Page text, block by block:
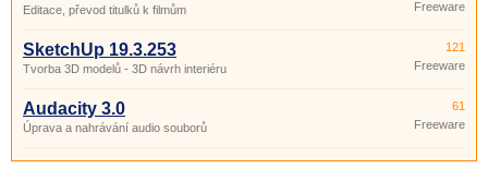
Editace, převod titulků k filmům
Freeware
SketchUp 19.3.253
Tvorba 3D modelů - 3D návrh interiéru
121
Freeware
Audacity 3.0
Úprava a nahrávání audio souborů
61
Freeware